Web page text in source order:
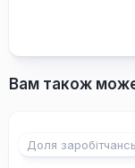
Вам також
Доля